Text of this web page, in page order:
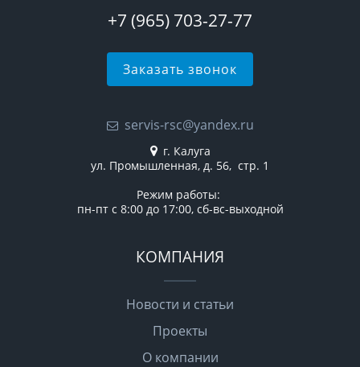
+7 (965) 703-27-77
Заказать звонок
servis-rsc@yandex.ru
г. Калуга
ул. Промышленная, д. 56, стр. 1
Режим работы:
пн-пт с 8:00 до 17:00, сб-вс-выходной
КОМПАНИЯ
Новости и статьи
Проекты
О компании